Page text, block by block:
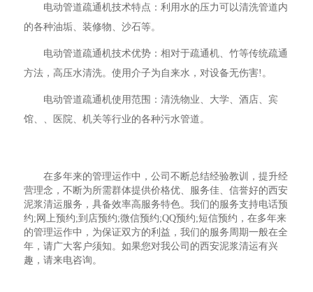
电动管道疏通机技术特点：利用水的压力可以清洗管道内
的各种油垢、装修物、沙石等。
电动管道疏通机技术优势：相对于疏通机、竹等传统疏通
方法，高压水清洗。使用介子为自来水，对设备无伤害!。
电动管道疏通机使用范围：清洗物业、大学、酒店、宾
馆、、医院、机关等行业的各种污水管道。
在多年来的管理运作中，公司不断总结经验教训，提升经
营理念，不断为所需群体提供价格优、服务佳、信誉好的西安
泥浆清运服务，具备效率高服务特色。我们的服务支持电话预
约;网上预约;到店预约;微信预约;QQ预约;短信预约，在多年来
的管理运作中，为保证双方的利益，我们的服务周期一般在全
年，请广大客户须知。如果您对我公司的西安泥浆清运有兴
趣，请来电咨询。